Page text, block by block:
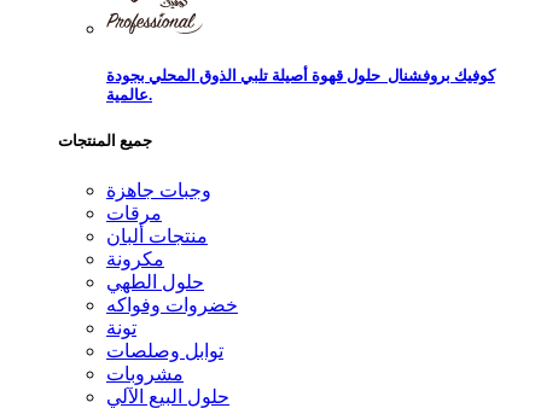
كوفيك بروفشنال حلول قهوة أصيلة تلبي الذوق المحلي بجودة
عالمية.
جميع المنتجات
وجبات جاهزة
مرقات
منتجات ألبان
مكرونة
حلول الطهي
خضروات وفواكه
تونة
توابل وصلصات
مشروبات
حلول البيع الآلي